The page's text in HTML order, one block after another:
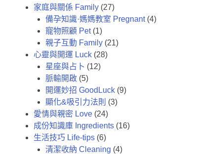
家庭與關係 Family (27)
備孕知識·媽媽教室 Pregnant(4)
寵物照顧 Pet(1)
親子互動 Family (21)
心靈與開運 Luck (28)
星座與占卜 (12)
脈輸開啟 (5)
開運妙招 GoodLuck (9)
顯化&吸引力法則 (3)
愛情與親密 Love (24)
成份知識庫 Ingredients (16)
生活技巧 Life-tips (6)
清潔收納 Cleaning (4)